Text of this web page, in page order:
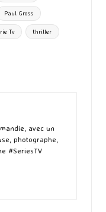
Paul Gross
Tv thriller
avec un
photographe,
#SeriesTV